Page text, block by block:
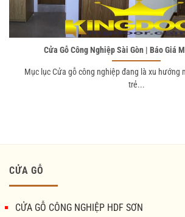
Cửa Gỗ Công Nghiệp Sài Gòn | Báo Giá
Mục lục Cửa gỗ công nghiệp đang là xu hướng
trẻ...
CỬA GỖ
CỬA GỖ CÔNG NGHIỆP HDF SƠN